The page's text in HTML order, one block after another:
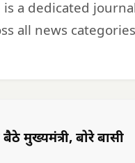
is a dedicated
all news
मुख्यमंत्री, बोरे बासी